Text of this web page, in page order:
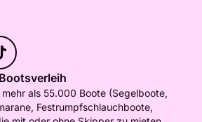
als 55.000 Boote (Segelboote,
Festrumpfschlauchboote,